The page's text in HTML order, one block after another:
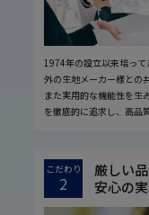
1974年の設立以来培っ
外の生地メーカー様との
また実用的な機能性を生
を徹底的に追求し、高品
こだわり
2
厳しい
安心の